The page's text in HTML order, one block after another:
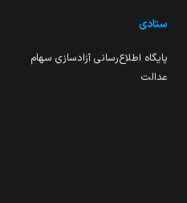
ستادی
پایگاه اطلاع‌رسانی آزادسازی سهام
عدالت